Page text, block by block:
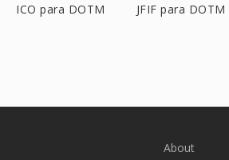
ICO para DOTM JFIF para DOTM
About